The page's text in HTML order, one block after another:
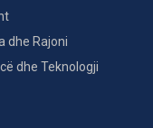
dhe Rajoni
dhe Teknologji